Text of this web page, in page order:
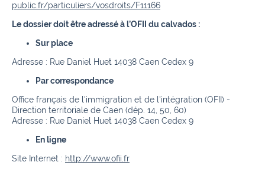
public.fr/particuliers/vosdroits/F11166
Le dossier doit être adressé à l’OFII du calvados :
Sur place
Adresse : Rue Daniel Huet 14038 Caen Cedex 9
Par correspondance
Office français de l'immigration et de l'intégration (OFII) -
Direction territoriale de Caen (dép. 14, 50, 60)
Adresse : Rue Daniel Huet 14038 Caen Cedex 9
En ligne
Site Internet : http://www.ofii.fr